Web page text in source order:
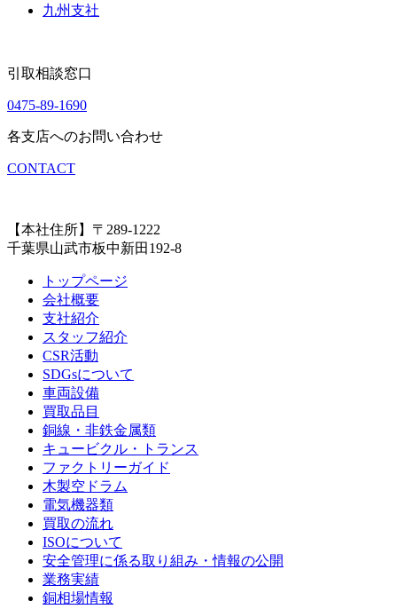
九州支社
引取相談窓口
0475-89-1690
各支店へのお問い合わせ
CONTACT
【本社住所】〒289-1222
千葉県山武市板中新田192-8
トップページ
会社概要
支社紹介
スタッフ紹介
CSR活動
SDGsについて
車両設備
買取品目
銅線・非鉄金属類
キュービクル・トランス
ファクトリーガイド
木製空ドラム
電気機器類
買取の流れ
ISOについて
安全管理に係る取り組み・情報の公開
業務実績
銅相場情報